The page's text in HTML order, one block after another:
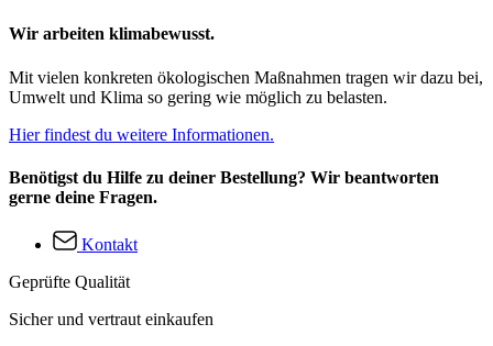
Wir arbeiten klimabewusst.
Mit vielen konkreten ökologischen Maßnahmen tragen wir dazu bei,
Umwelt und Klima so gering wie möglich zu belasten.
Hier findest du weitere Informationen.
Benötigst du Hilfe zu deiner Bestellung? Wir beantworten
gerne deine Fragen.
Kontakt
Geprüfte Qualität
Sicher und vertraut einkaufen